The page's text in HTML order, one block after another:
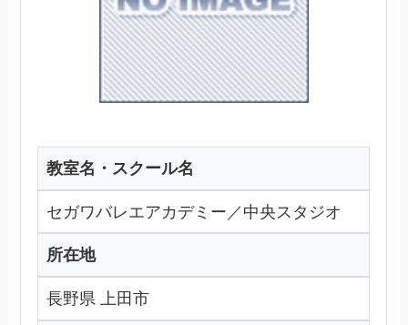
教室名・スクール名
セガワバレエアカデミー／中央スタジオ
所在地
長野県 上田市